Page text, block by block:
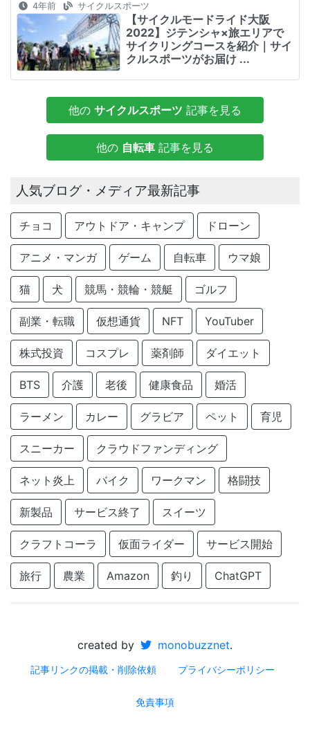
4年前 サイクルスポーツ
【サイクルモードライド大阪
2022】ジテンシャ×旅エリアで
サイクリングコースを紹介｜サイ
クルスポーツがお届け ...
他の サイクルスポーツ 記事を見る
他の 自転車 記事を見る
人気ブログ・メディア最新記事
チョコ アウトドア・キャンプ ドローン
アニメ・マンガ ゲーム 自転車 ウマ娘
猫 犬 競馬・競輪・競艇 ゴルフ
副業・転職 仮想通貨 NFT YouTuber
株式投資 コスプレ 薬剤師 ダイエット
BTS 介護 老後 健康食品 婚活
ラーメン カレー グラビア ペット 育児
スニーカー クラウドファンディング
ネット炎上 バイク ワークマン 格闘技
新製品 サービス終了 スイーツ
クラフトコーラ 仮面ライダー サービス開始
旅行 農業 Amazon 釣り ChatGPT
created by monobuzznet.
記事リンクの掲載・削除依頼 プライバシーポリシー
免責事項